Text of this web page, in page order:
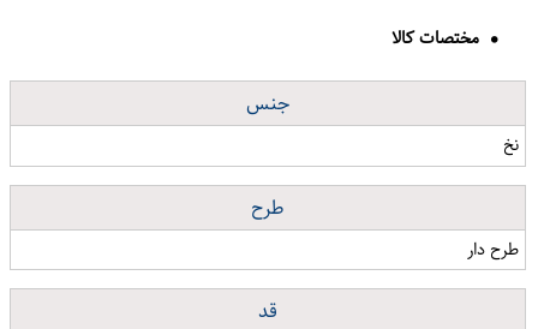
مختصات کالا
جنس
نخ
طرح
طرح دار
قد